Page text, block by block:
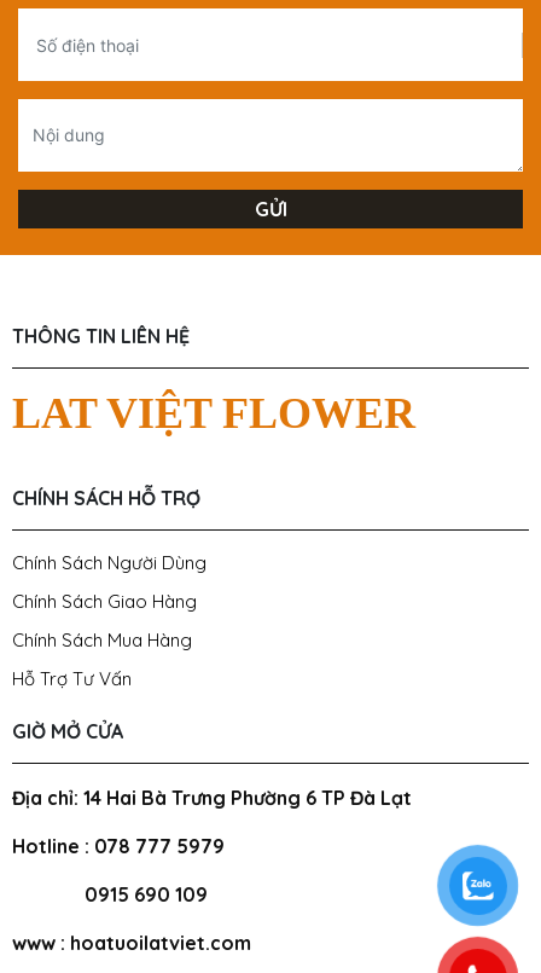
THÔNG TIN LIÊN HỆ
LAT VIỆT FLOWER
CHÍNH SÁCH HỖ TRỢ
Chính Sách Người Dùng
Chính Sách Giao Hàng
Chính Sách Mua Hàng
Hỗ Trợ Tư Vấn
GIỜ MỞ CỬA
Địa chỉ: 14 Hai Bà Trưng Phường 6 TP Đà Lạt
Hotline : 078 777 5979
0915 690 109
www : hoatuoilatviet.com